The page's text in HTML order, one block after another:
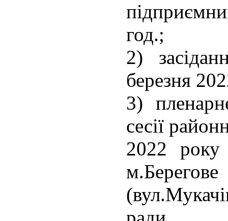
год.;
2)
березня
3)
сесії
2022 року
м.Берегове